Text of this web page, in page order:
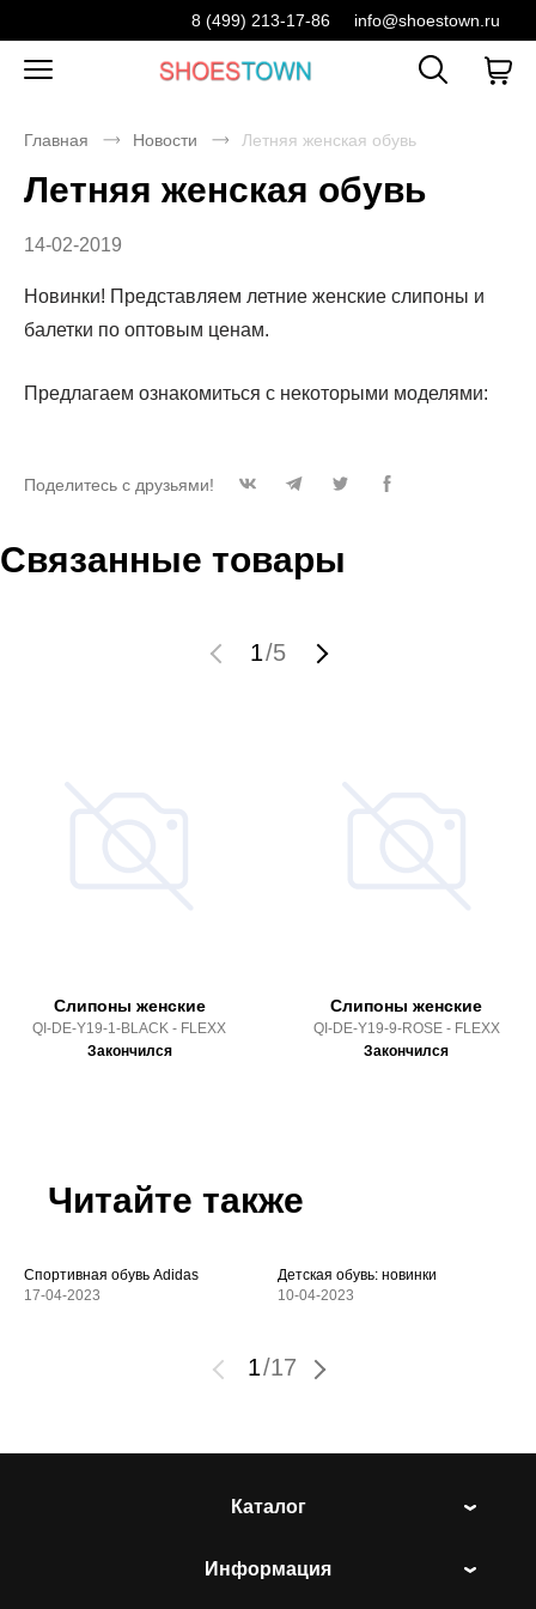
8 (499) 213-17-86 info@shoestown.ru
Главная Новости Летняя женская обувь
Летняя женская обувь
14-02-2019
Новинки! Представляем летние женские слипоны и
балетки по оптовым ценам.
Предлагаем ознакомиться с некоторыми моделями:
Поделитесь с друзьями!
Связанные товары
1/5
Слипоны женские
QI-DE-Y19-1-BLACK - FLEXX
Закончился
Слипоны женские
QI-DE-Y19-9-ROSE - FLEXX
Закончился
Читайте также
Спортивная обувь Adidas
17-04-2023
Детская обувь: новинки
10-04-2023
1/17
Каталог
Информация